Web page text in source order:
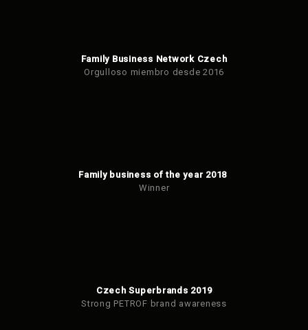
Family Business Network Czech
Orgulloso miembro desde 2016
Family business of the year 2018
Winner
Czech Superbrands 2019
Strong PETROF brand awareness